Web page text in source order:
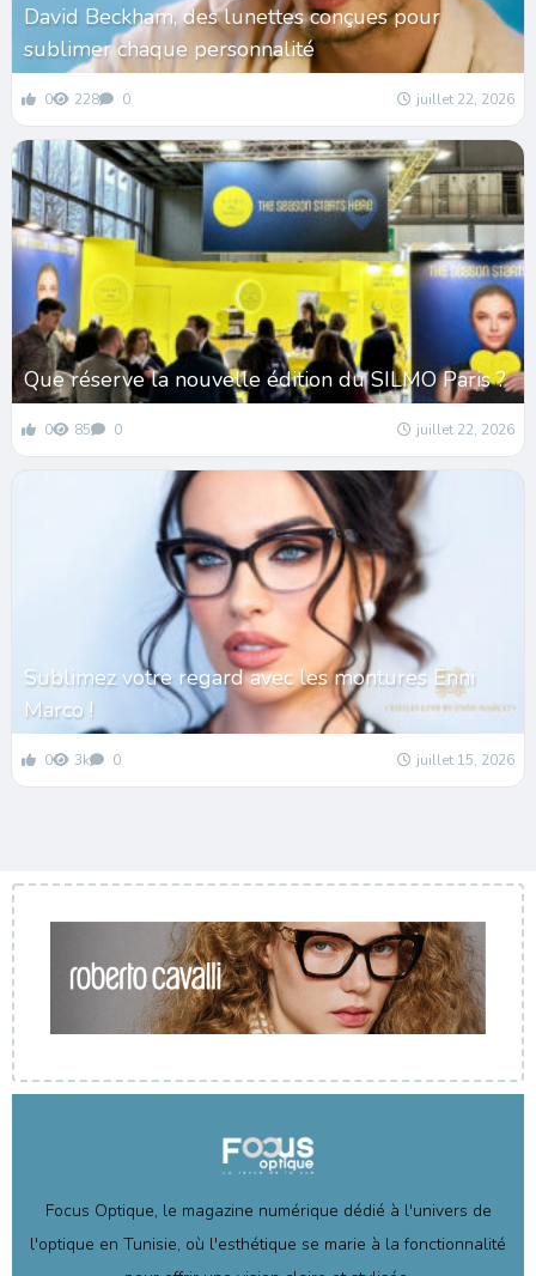
David Beckham, des lunettes conçues pour
sublimer chaque personnalité
0 228 0 juillet 22, 2026
Que réserve la nouvelle édition du SILMO Paris ?
0 85 0 juillet 22, 2026
Sublimez votre regard avec les montures Enni
Marco !
0 3k 0 juillet 15, 2026
Focus Optique, le magazine numérique dédié à l'univers de
l'optique en Tunisie, où l'esthétique se marie à la fonctionnalité